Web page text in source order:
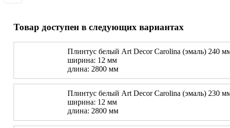
Товар доступен в следующих вариантах
Плинтус белый Art Decor Carolina (эмаль) 240
ширина: 12 мм
длина: 2800 мм
Плинтус белый Art Decor Carolina (эмаль) 230
ширина: 12 мм
длина: 2800 мм